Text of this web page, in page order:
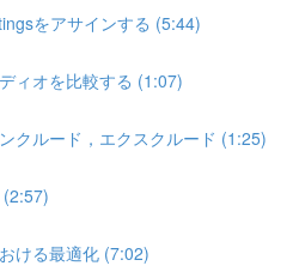
をアサインする (5:44)
ィオを比較する (1:07)
クルード，エクスクルード (1:25)
ける最適化 (7:02)